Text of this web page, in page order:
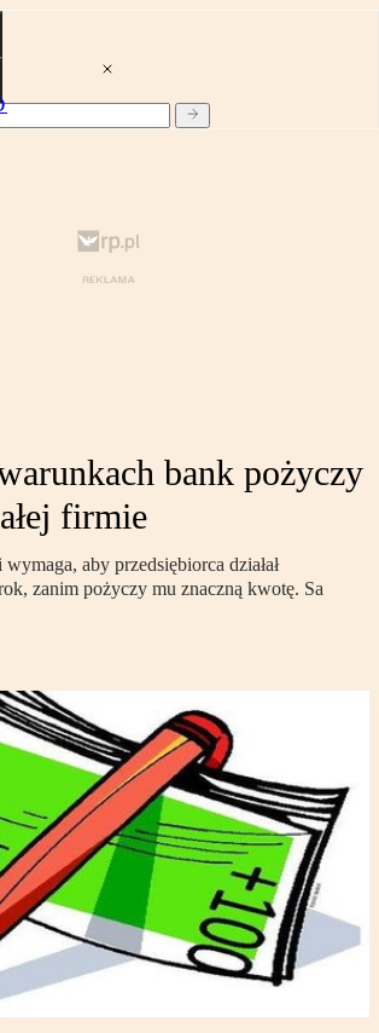
bank pożyczy
firmie
aby przedsiębiorca działał
zanim pożyczy mu znaczną kwotę. Sa